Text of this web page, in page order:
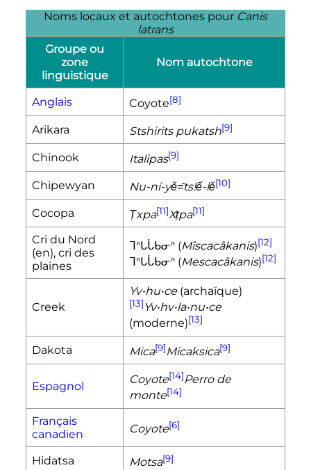
Noms locaux et autochtones pour Canis
latrans
Groupe ou
zone
linguistique
Nom autochtone
Anglais Coyote[8]
Arikara Stshirits pukatsh[9]
Chinook Italipas[9]
Chipewyan Nu-ní-yĕ=̑ts!ế-lĕ[10]
Cocopa Ṭxpa[11]Xṭpa[11]
Cri du Nord
(en), cri des
plaines
ᒣᐢᒐᒑᑲᓂᐢ (Mîscacâkanis)[12]
ᒣᐢᒐᒑᑲᓂᐢ (Mescacâkanis)[12]
Creek
Yv•hu•ce(archaïque)
[13] Yv•hv•la•nu•ce
(moderne)[13]
Dakota Mica[9]Micaksica[9]
Espagnol
Coyote[14]Perro de
monte[14]
Français
canadien
Coyote[6]
Hidatsa Motsa[9]